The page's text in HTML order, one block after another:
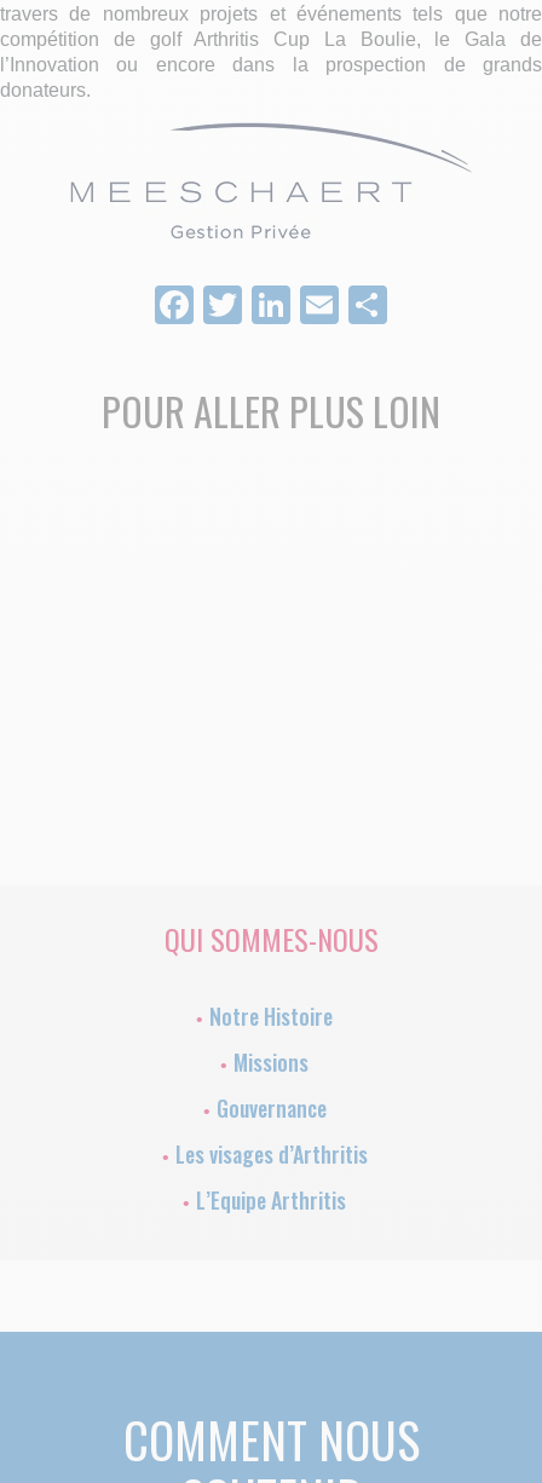
travers de nombreux projets et événements tels que notre
compétition de golf Arthritis Cup La Boulie, le Gala de
l’Innovation ou encore dans la prospection de grands
donateurs.
Facebook
Twitter
LinkedIn
Email
POUR ALLER PLUS LOIN
QUI SOMMES-NOUS
Notre Histoire
Missions
Gouvernance
Les visages d’Arthritis
L’Equipe Arthritis
COMMENT NOUS